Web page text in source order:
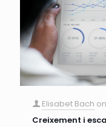
Elisabet Bach on
Creixement i